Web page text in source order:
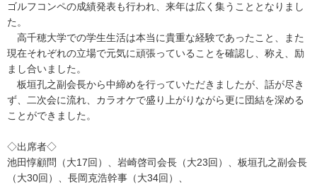
ゴルフコンペの成績発表も行われ、来年は広く集うこととなりまし
た。
高千穂大学での学生生活は本当に貴重な経験であったこと、また
現在それぞれの立場で元気に頑張っていることを確認し、称え、励
まし合いました。
板垣孔之副会長から中締めを行っていただきましたが、話が尽き
ず、二次会に流れ、カラオケで盛り上がりながら更に団結を深める
ことができました。
◇出席者◇
池田惇顧問（大17回）、岩崎啓司会長（大23回）、板垣孔之副会長
（大30回）、長岡克浩幹事（大34回）、